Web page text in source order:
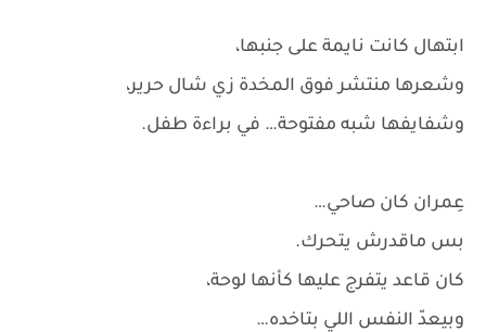
ابتهال كانت نايمة على جنبها،
وشعرها منتشر فوق المخدة زي شال حرير،
وشفايفها شبه مفتوحة… في براءة طفل.
عِمران كان صاحي…
بس ماقدرش يتحرك.
كان قاعد يتفرج عليها كأنها لوحة،
وبيعدّ النفس اللي بتاخده…